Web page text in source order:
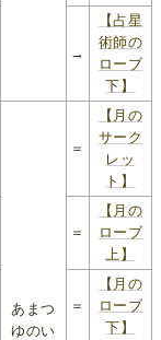
→
【占星
術師の
ローブ
下】
あまつ
ゆのい
＝
【月の
サーク
レッ
ト】
＝
【月の
ローブ
上】
＝
【月の
ローブ
下】